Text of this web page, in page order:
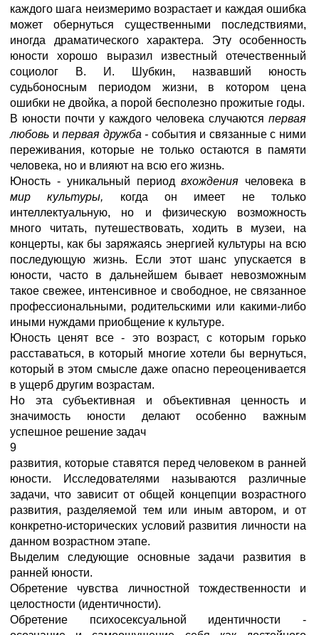
каждого шага неизмеримо возрастает и каждая ошибка
может обернуться существенными последствиями,
иногда драматического характера. Эту особенность
юности хорошо выразил известный отечественный
социолог В. И. Шубкин, назвавший юность
судьбоносным периодом жизни, в котором цена
ошибки не двойка, а порой бесполезно прожитые годы.
В юности почти у каждого человека случаются первая
любовь ипервая дружба - события и связанные с ними
переживания, которые не только остаются в памяти
человека, но и влияют на всю его жизнь.
Юность - уникальный периодвхождения человека в
мир культуры, когда он имеет не только
интеллектуальную, но и физическую возможность
много читать, путешествовать, ходить в музеи, на
концерты, как бы заряжаясь энергией культуры на всю
последующую жизнь. Если этот шанс упускается в
юности, часто в дальнейшем бывает невозможным
такое свежее, интенсивное и свободное, не связанное
профессиональными, родительскими или какими-либо
иными нуждами приобщение к культуре.
Юность ценят все - это возраст, с которым горько
расставаться, в который многие хотели бы вернуться,
который в этом смысле даже опасно переоценивается
в ущерб другим возрастам.
Но эта субъективная и объективная ценность и
значимость юности делают особенно важным
успешное решение задач
9
развития, которые ставятся перед человеком в ранней
юности. Исследователями называются различные
задачи, что зависит от общей концепции возрастного
развития, разделяемой тем или иным автором, и от
конкретно-исторических условий развития личности на
данном возрастном этапе.
Выделим следующие основные задачи развития в
ранней юности.
Обретение чувства личностной тождественности и
целостности (идентичности).
Обретение психосексуальной идентичности -